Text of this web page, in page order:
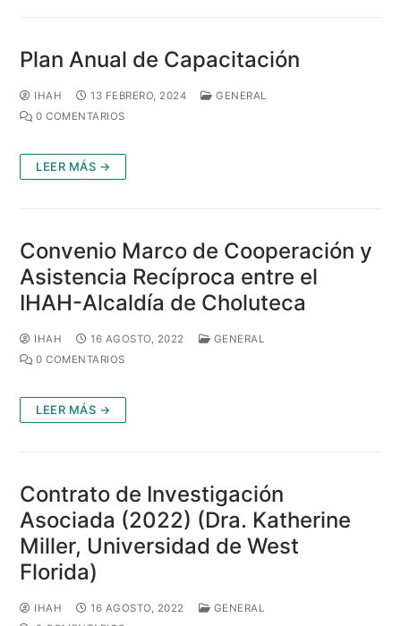
Plan Anual de Capacitación
IHAH 13 FEBRERO, 2024
GENERAL
0 COMENTARIOS
LEER MÁS →
Convenio Marco de Cooperación y
Asistencia Recíproca entre el
IHAH-Alcaldía de Choluteca
IHAH 16 AGOSTO, 2022
GENERAL
0 COMENTARIOS
LEER MÁS →
Contrato de Investigación
Asociada (2022) (Dra. Katherine
Miller, Universidad de West
Florida)
IHAH 16 AGOSTO, 2022
GENERAL